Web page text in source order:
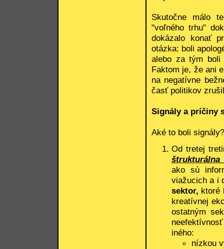
Skutočne málo
"voľného trhu"
dokázalo konať
otázka: boli
alebo za tým boli
Faktom je, že ani
na negatívne
časť politikov
Signály a príčiny
Aké to boli
Od tretej
štrukturálna
ako sú
viažucich a i
sektor, ktoré
kreatívnej
ostatným
iného:
nízkou